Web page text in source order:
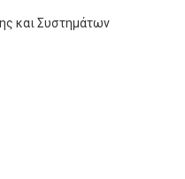
και Συστημάτων